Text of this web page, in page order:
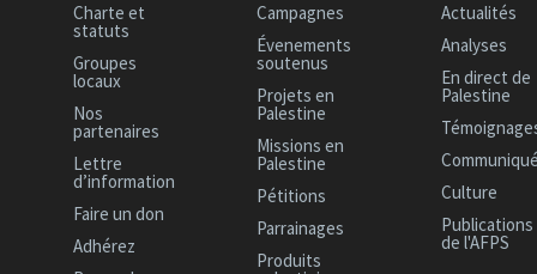
Charte et
statuts
Groupes
locaux
Nos
partenaires
Lettre
d’information
Faire un don
Adhérez
Campagnes
Évenements
soutenus
Projets en
Palestine
Missions en
Palestine
Pétitions
Parrainages
Produits
Actualités
Analyses
En direct de
Palestine
T
C
Culture
Publications
de l'AFPS